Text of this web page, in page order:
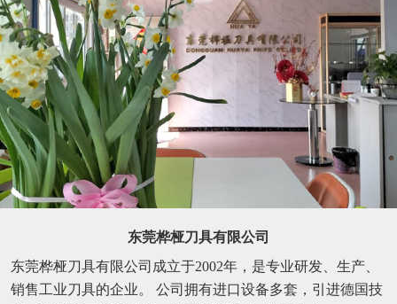
东莞桦桠刀具有限公司
东莞桦桠刀具有限公司成立于2002年，是专业研发、生产、
销售工业刀具的企业。 公司拥有进口设备多套，引进德国技